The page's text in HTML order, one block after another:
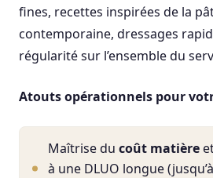
fines, recettes inspirées de la
contemporaine, dressages
régularité sur l’ensemble du
Atouts opérationnels pour
Maîtrise du coût matière
à une DLUO longue